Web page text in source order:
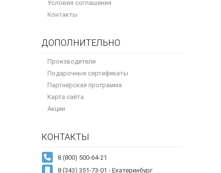
Условия соглашения
Контакты
ДОПОЛНИТЕЛЬНО
Производители
Подарочные сертификаты
Партнёрская программа
Карта сайта
Акции
КОНТАКТЫ
8 (343) 351-73-01 - Екатеринбург